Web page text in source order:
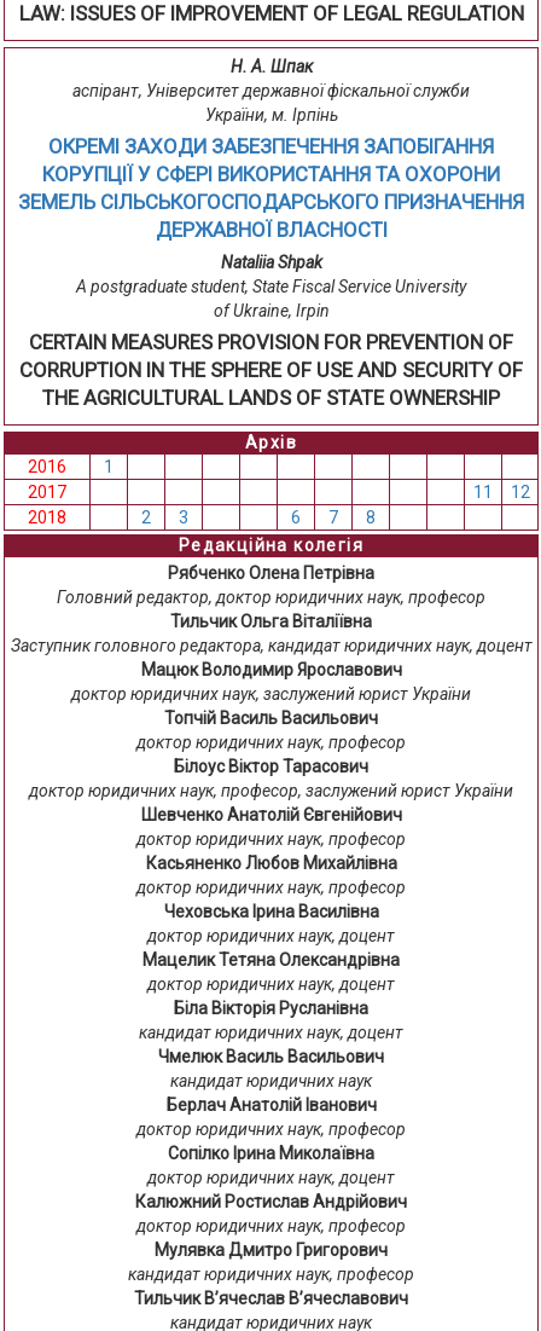
LAW: ISSUES OF IMPROVEMENT OF LEGAL REGULATION
Н. А. Шпак
аспірант, Університет державної фіскальної служби
України, м. Ірпінь
ОКРЕМІ ЗАХОДИ ЗАБЕЗПЕЧЕННЯ ЗАПОБІГАННЯ
КОРУПЦІЇ У СФЕРІ ВИКОРИСТАННЯ ТА ОХОРОНИ
ЗЕМЕЛЬ СІЛЬСЬКОГОСПОДАРСЬКОГО ПРИЗНАЧЕННЯ
ДЕРЖАВНОЇ ВЛАСНОСТІ
Nataliia Shpak
A postgraduate student, State Fiscal Service University
of Ukraine, Irpin
CERTAIN MEASURES PROVISION FOR PREVENTION OF
CORRUPTION IN THE SPHERE OF USE AND SECURITY OF
THE AGRICULTURAL LANDS OF STATE OWNERSHIP
Архів
2016
1
2017
11
12
2018
2 3 6 7 8
Редакційна колегія
Рябченко Олена Петрівна
Головний редактор, доктор юридичних наук, професор
Тильчик Ольга Віталіївна
Заступник головного редактора, кандидат юридичних наук, доцент
Мацюк Володимир Ярославович
доктор юридичних наук, заслужений юрист України
Топчій Василь Васильович
доктор юридичних наук, професор
Білоус Віктор Тарасович
доктор юридичних наук, професор, заслужений юрист України
Шевченко Анатолій Євгенійович
доктор юридичних наук, професор
Касьяненко Любов Михайлівна
доктор юридичних наук, професор
Чеховська Ірина Василівна
доктор юридичних наук, доцент
Мацелик Тетяна Олександрівна
доктор юридичних наук, доцент
Біла Вікторія Русланівна
кандидат юридичних наук, доцент
Чмелюк Василь Васильович
кандидат юридичних наук
Берлач Анатолій Іванович
доктор юридичних наук, професор
Сопілко Ірина Миколаївна
доктор юридичних наук, доцент
Калюжний Ростислав Андрійович
доктор юридичних наук, професор
Мулявка Дмитро Григорович
кандидат юридичних наук, професор
Тильчик В’ячеслав В’ячеславович
кандидат юридичних наук